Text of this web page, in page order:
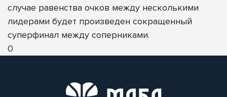
случае равенства очков между несколькими
лидерами будет произведен сокращенный
суперфинал между соперниками.
0